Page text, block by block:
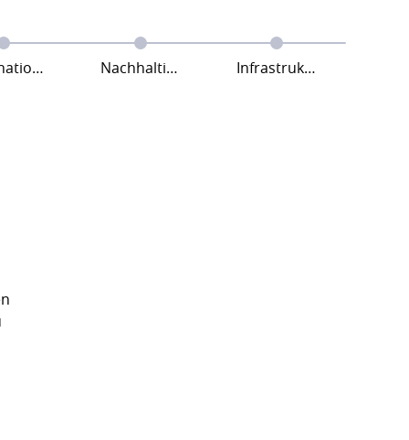
Nachhaltigkeit Infrastruktur